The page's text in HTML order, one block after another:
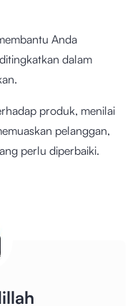
Anda
dalam
produk, menilai
pelanggan,
perlu diperbaiki.